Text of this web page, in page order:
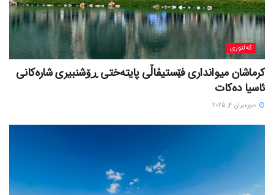
کەلتوری
کرماشان میوانداری فێستیڤاڵی پایتەختی ڕۆشنبیری شارەکانی
ئاسیا دەکات
حوزه‌یران 4, 2025